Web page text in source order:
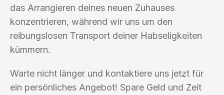
das Arrangieren deines neuen Zuhauses
konzentrieren, während wir uns um den
reibungslosen Transport deiner Habseligkeiten
kümmern.
Warte nicht länger und kontaktiere uns jetzt für
ein persönliches Angebot! Spare Geld und Zeit